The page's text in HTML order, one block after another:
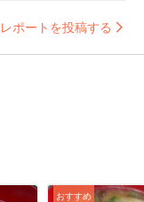
ポートを投稿する
おすすめ